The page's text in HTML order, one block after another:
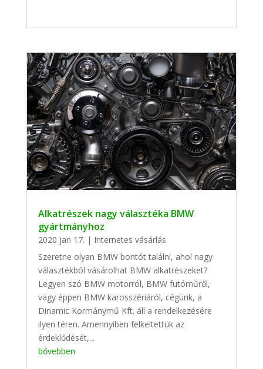
Alkatrészek nagy választéka BMW
gyártmányhoz
2020 jan 17. | Internetes vásárlás
Szeretne olyan BMW bontót találni, ahol nagy
választékból vásárolhat BMW alkatrészeket?
Legyen szó BMW motorról, BMW futóműről,
vagy éppen BMW karosszériáról, cégünk, a
Dinamic Kormánymű Kft. áll a rendelkezésére
ilyen téren. Amennyiben felkeltettük az
érdeklődését,...
bővebben